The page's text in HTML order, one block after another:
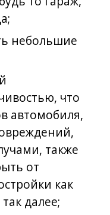
небольшие
что
автомобиля,
также
от
как
далее;